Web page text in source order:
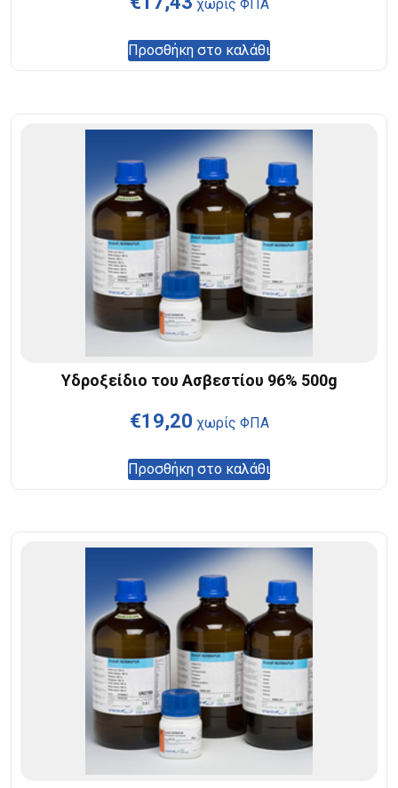
χωρίς ΦΠΑ
Προσθήκη στο καλάθι
Υδροξείδιο του Ασβεστίου 96% 500g
€19,20 χωρίς ΦΠΑ
Προσθήκη στο καλάθι